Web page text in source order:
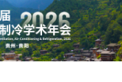
行业资
讯
English